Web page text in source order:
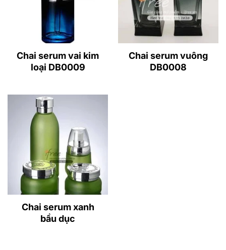
Chai serum vai kim
loại DB0009
Chai serum vuông
DB0008
Chai serum xanh
bầu dục